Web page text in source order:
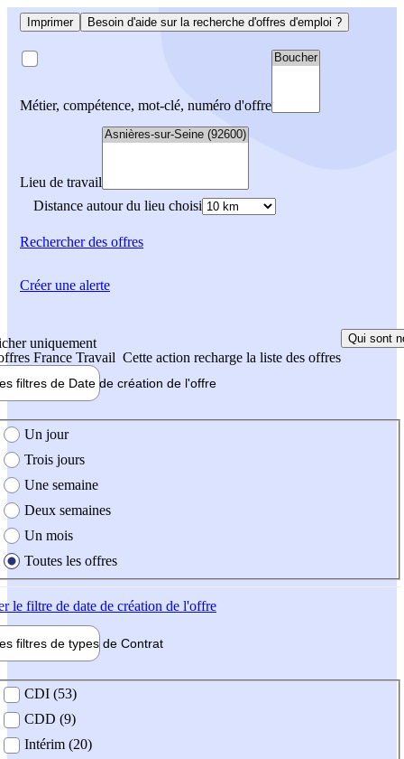
Imprimer Besoin d'aide sur la recherche d'offres d'emploi ?
Métier, compétence, mot-clé, numéro d'offre
Lieu de travail
Distance autour du lieu choisi
Rechercherdes offres
uniquement
France Travail Cette action recharge la liste des offres
Qui sont
filtres de Date de création de l'offre
création de l'offre
Un jour
Trois jours
Une semaine
Deux semaines
Un mois
Toutes les offres
le filtre de date de création de l'offre
filtres de types de Contrat
contrat
CDI (53)
CDD (9)
Intérim (20)
Créer une alerte